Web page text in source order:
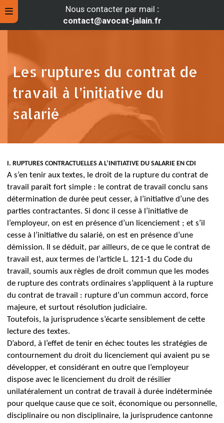
Nous contacter par mail :
contact@avocat-jalain.fr
Les ruptures du contrat de
travail à l’initiative du
salarié
I. RUPTURES CONTRACTUELLES A L’INITIATIVE DU SALARIE EN CDI
A s’en tenir aux textes, le droit de la rupture du contrat de
travail paraît fort simple : le contrat de travail conclu sans
détermination de durée peut cesser, à l’initiative d’une des
parties contractantes. Si donc il cesse à l’initiative de
l’employeur, on est en présence d’un licenciement ; et s’il
cesse à l’initiative du salarié, on est en présence d’une
démission.
Il se déduit, par ailleurs, de ce que le contrat de
travail est, aux termes de l’article L. 121-1 du Code du
travail, soumis aux règles de droit commun que les modes
de rupture des contrats ordinaires s’appliquent à la rupture
du contrat de travail : rupture d’un commun accord, force
majeure, et surtout résolution judiciaire.
Toutefois, la jurisprudence s’écarte sensiblement de cette
lecture des textes.
D’abord, à l’effet de tenir en échec toutes les stratégies de
contournement du droit du licenciement qui avaient pu se
développer, et considérant en outre que l’employeur
dispose avec le licenciement du droit de résilier
unilatéralement un contrat de travail à durée indéterminée
pour quelque cause que ce soit, économique ou personnelle,
disciplinaire ou non disciplinaire, la jurisprudence cantonne